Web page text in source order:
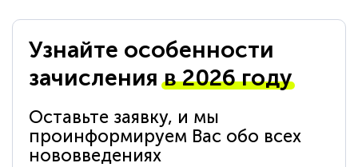
Узнайте особенности
зачисленияв 2026 году
Оставьте заявку, и мы
проинформируем Вас обо всех
нововведениях